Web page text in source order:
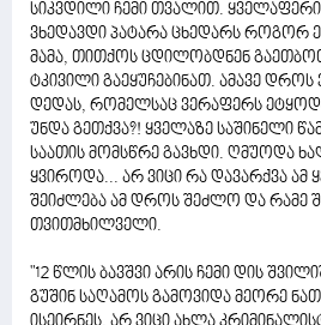
სიკვდილი ჩემი თვალით. ყველაფერი
ვხედავდი პატარა ცხედარს როგორ
მამა, თითქოს ცდილობდნენ
ტკივილი გაეყუჩებინათ. ამავე
დედას, რომელსაც ვერაფერს
უნდა გეთქვა?! ყველაზე საშინელი
საათის მომსწრე გავხდი. ღმუოდა
ყვიროდა... არ ვიცი რა დავარქვა
შეიძლება ამ დროს შეძლო და რამე
თვითმხილველი.
"12 წლის ბავშვი არის ჩემი დის
გუშინ საღამოს გამოვიდა მეორე